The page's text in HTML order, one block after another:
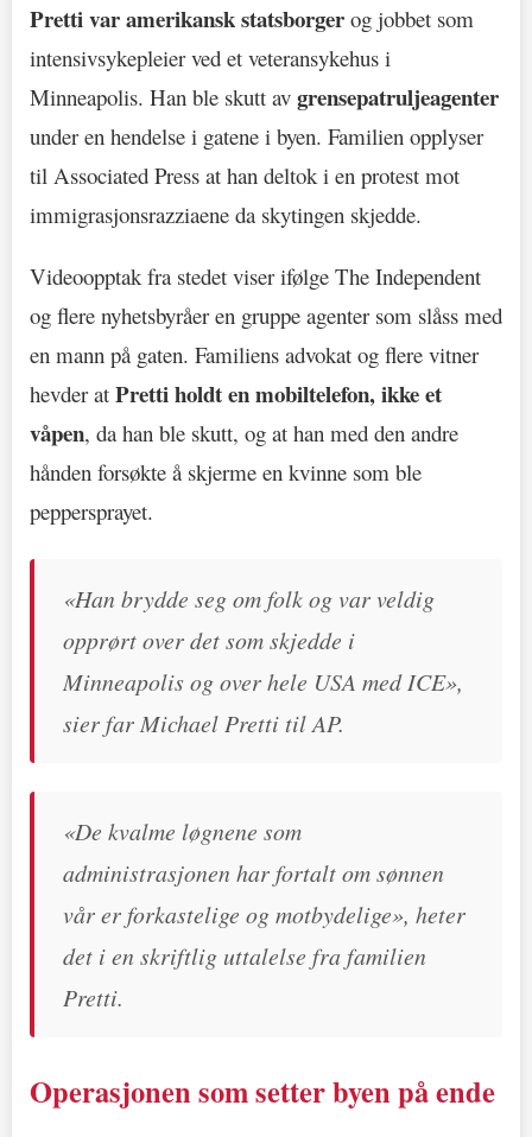
Pretti var amerikansk statsborger og jobbet som
intensivsykepleier ved et veteransykehus i
Minneapolis. Han ble skutt av grensepatruljeagenter
under en hendelse i gatene i byen. Familien opplyser
til Associated Press at han deltok i en protest mot
immigrasjonsrazziaene da skytingen skjedde.
Videoopptak fra stedet viser ifølge The Independent
og flere nyhetsbyråer en gruppe agenter som slåss med
en mann på gaten. Familiens advokat og flere vitner
hevder at Pretti holdt en mobiltelefon, ikke et
våpen, da han ble skutt, og at han med den andre
hånden forsøkte å skjerme en kvinne som ble
peppersprayet.
«Han brydde seg om folk og var veldig
opprørt over det som skjedde i
Minneapolis og over hele USA med ICE»,
sier far Michael Pretti til AP.
«De kvalme løgnene som
administrasjonen har fortalt om sønnen
vår er forkastelige og motbydelige», heter
det i en skriftlig uttalelse fra familien
Pretti.
Operasjonen som setter byen på ende